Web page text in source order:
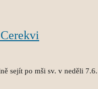
sejít po mši sv. v neděli 7.6.